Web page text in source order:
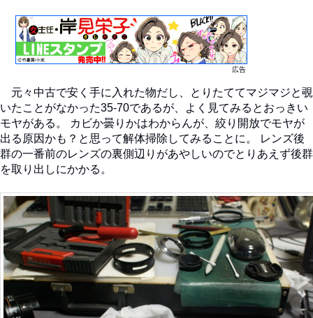
広告
元々中古で安く手に入れた物だし、とりたててマジマジと覗
いたことがなかった35-70であるが、よく見てみるとおっきい
モヤがある。 カビか曇りかはわからんが、絞り開放でモヤが
出る原因かも？と思って解体掃除してみることに。 レンズ後
群の一番前のレンズの裏側辺りがあやしいのでとりあえず後群
を取り出しにかかる。